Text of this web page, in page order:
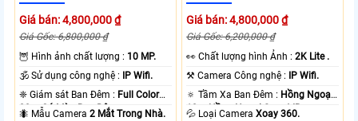
Giá bán: 4,800,000 ₫
Giá Gốc: 6,800,000 ₫
🦉 Hình ảnh chất lượng : 10 MP.
🕉️ Sử dụng công nghệ :
IP Wifi.
❈ Giám sát Ban Đêm : Full Color
20m Có Màu Ban Ðêm.
🐜 Mẫu Camera2 Mắt Trong Nhà.
Giá bán: 4,800,000 ₫
Giá Gốc: 6,200,000 ₫
️👀 Chất lượng hình Ảnh :2K Lite .
⚒ Camera Công nghệ :
IP Wifi.
🔅 Tầm Xa Ban Đêm : Hồng Ngoại
10m Hồng Ngoại Smart IR.
💦 Loại CameraXoay 360.